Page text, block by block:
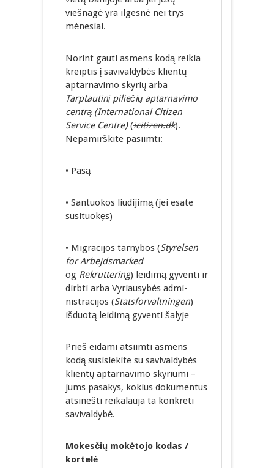
viešnagė yra ilgesnė nei trys
mėnesiai.
Norint gauti asmens kodą reikia
kreiptis į savivaldybės klientų
aptarnavimo skyrių arba
Tarptautinį piliečių aptarnavimo
centrą (International Citizen
Service Centre)(icitizen.dk).
Nepamirškite pasiimti:
• Pasą
• Santuokos liudijimą (jei esate
susituokęs)
• Migracijos tarnybos (Styrelsen
for Arbejdsmarked
og Rekruttering) leidimą gyventi ir
dirbti arba Vyriausybės admi-
nistracijos (Statsforvaltningen)
išduotą leidimą gyventi šalyje
Prieš eidami atsiimti asmens
kodą susisiekite su savivaldybės
klientų aptarnavimo skyriumi –
jums pasakys, kokius dokumentus
atsinešti reikalauja ta konkreti
savivaldybė.
Mokesčių mokėtojo kodas /
kortelė